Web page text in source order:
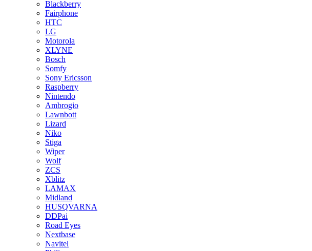
Blackberry
Fairphone
HTC
LG
Motorola
XLYNE
Bosch
Somfy
Sony Ericsson
Raspberry
Nintendo
Ambrogio
Lawnbott
Lizard
Niko
Stiga
Wiper
Wolf
ZCS
Xblitz
LAMAX
Midland
HUSQVARNA
DDPai
Road Eyes
Nextbase
Navitel